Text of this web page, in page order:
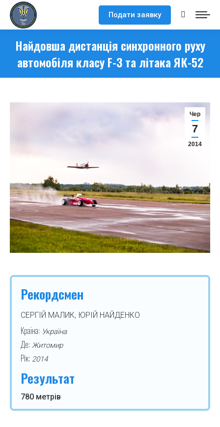
Подати заявку Search:
Найдовша дистанція синхронного руху
автомобіля класу F-3 та літака ЯК-52
Чер
7
2014
Рекордсмен
СЕРГІЙ МАЛИК, ЮРІЙ НАЙДЕНКО
Країна: Україна
Де: Житомир
Рік: 2014
Результат
780 метрів